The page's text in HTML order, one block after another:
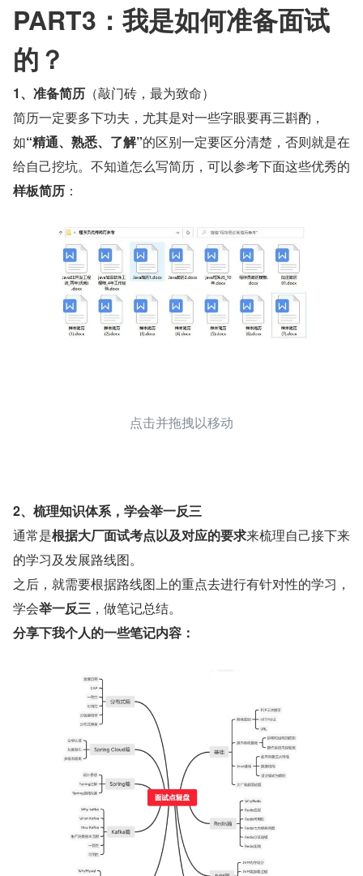
PART3：我是如何准备面试
的？
1、准备简历 （敲门砖，最为致命）
简历一定要多下功夫，尤其是对一些字眼要再三斟酌，
如“精通、熟悉、了解”的区别一定要区分清楚，否则就是在
给自己挖坑。不知道怎么写简历，可以参考下面这些优秀的
样板简历 ：
点击并拖拽以移动
2、梳理知识体系，学会举一反三
通常是根据大厂面试考点以及对应的要求来梳理自己接下来
的学习及发展路线图。
之后，就需要根据路线图上的重点去进行有针对性的学习，
学会举一反三 ，做笔记总结。
分享下我个人的一些笔记内容：